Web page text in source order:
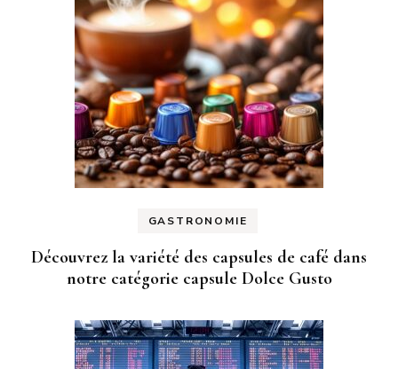
GASTRONOMIE
Découvrez la variété des capsules de café dans
notre catégorie capsule Dolce Gusto